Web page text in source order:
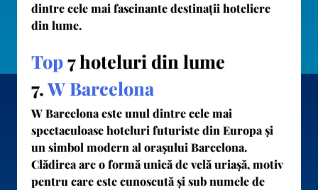
dintre cele mai fascinante destinații hoteliere
din lume.
Top7 hoteluri din lume
7.W Barcelona
W Barcelonaeste unul dintre cele mai
spectaculoase hoteluri futuriste din Europa și
un simbol modern al orașului Barcelona.
Clădirea are o formă unică develă uriașă, motiv
pentru care este cunoscută și sub numele de